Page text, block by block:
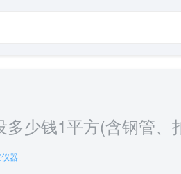
少钱1平方(含钢管、
器